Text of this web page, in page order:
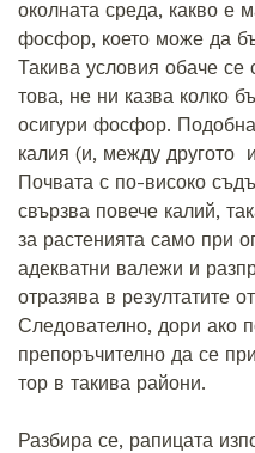
околната среда, какво е
фосфор, което може да
Такива условия обаче
това, не ни казва колко
осигури фосфор.
калия (и, между другото
Почвата с по-високо
свързва повече калий,
за растенията само при
адекватни валежи и
отразява в резултатите
Следователно, дори ако
препоръчително да се
тор в такива райони.
Разбира се, рапицата